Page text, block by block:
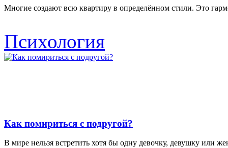
Многие создают всю квартиру в определённом стили. Это
Психология
Как помириться с подругой?
В мире нельзя встретить хотя бы одну девочку, девушку или